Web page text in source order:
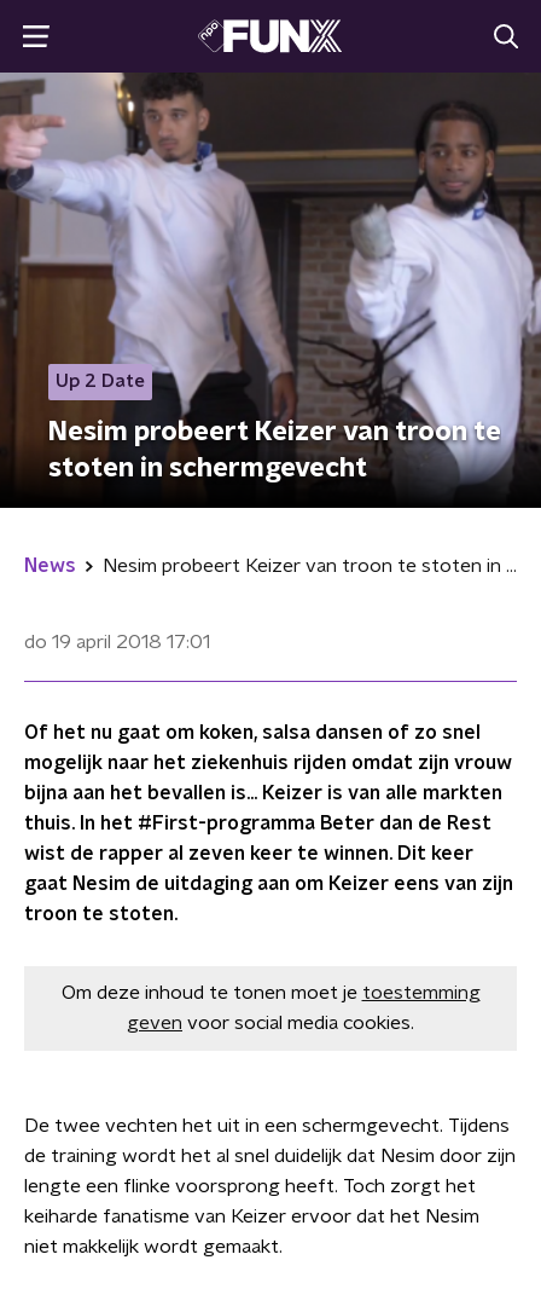
Up 2 Date
Nesim probeert Keizer van troon te
stoten in schermgevecht
News Nesim probeert Keizer van troon te stoten in schermgevecht
do 19 april 2018 17:01
Of het nu gaat om koken, salsa dansen of zo snel
mogelijk naar het ziekenhuis rijden omdat zijn vrouw
bijna aan het bevallen is... Keizer is van alle markten
thuis. In het #First-programma Beter dan de Rest
wist de rapper al zeven keer te winnen. Dit keer
gaat Nesim de uitdaging aan om Keizer eens van zijn
troon te stoten.
Om deze inhoud te tonen moet je toestemming
geven voor social media cookies.
De twee vechten het uit in een schermgevecht. Tijdens
de training wordt het al snel duidelijk dat Nesim door zijn
lengte een flinke voorsprong heeft. Toch zorgt het
keiharde fanatisme van Keizer ervoor dat het Nesim
niet makkelijk wordt gemaakt.